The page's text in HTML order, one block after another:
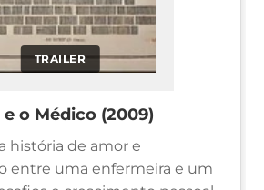
TRAILER
o Médico (2009)
história de amor e
entre uma enfermeira e um